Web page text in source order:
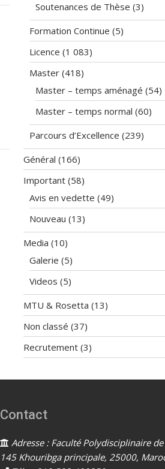
Soutenances de Thèse (3)
Formation Continue (5)
Licence (1 083)
Master (418)
Master – temps aménagé (54)
Master – temps normal (60)
Parcours d’Excellence (239)
Général (166)
Important (58)
Avis en vedette (49)
Nouveau (13)
Media (10)
Galerie (5)
Videos (5)
MTU & Rosetta (13)
Non classé (37)
Recrutement (3)
Contact
Adresse : Faculté Polydisciplinaire
145 Khouribga principale, 25000,